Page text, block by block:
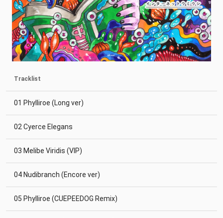
Tracklist
01 Phylliroe (Long ver)
02 Cyerce Elegans
03 Melibe Viridis (VIP)
04 Nudibranch (Encore ver)
05 Phylliroe (CUEPEEDOG Remix)